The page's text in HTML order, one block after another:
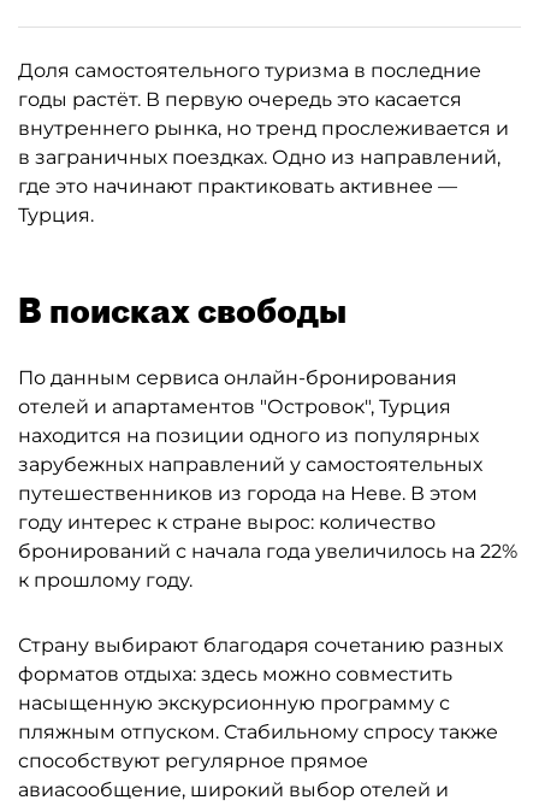
Доля самостоятельного туризма в последние
годы растёт. В первую очередь это касается
внутреннего рынка, но тренд прослеживается и
в заграничных поездках. Одно из направлений,
где это начинают практиковать активнее —
Турция.
В поисках свободы
По данным сервиса онлайн-бронирования
отелей и апартаментов "Островок", Турция
находится на позиции одного из популярных
зарубежных направлений у самостоятельных
путешественников из города на Неве. В этом
году интерес к стране вырос: количество
бронирований с начала года увеличилось на 22%
к прошлому году.
Страну выбирают благодаря сочетанию разных
форматов отдыха: здесь можно совместить
насыщенную экскурсионную программу с
пляжным отпуском. Стабильному спросу также
способствуют регулярное прямое
авиасообщение, широкий выбор отелей и